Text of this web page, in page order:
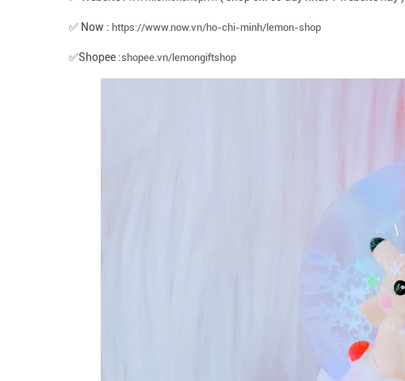
✅ Now : https://www.now.vn/ho-chi-minh/lemon-shop
✅Shopee :shopee.vn/lemongiftshop​